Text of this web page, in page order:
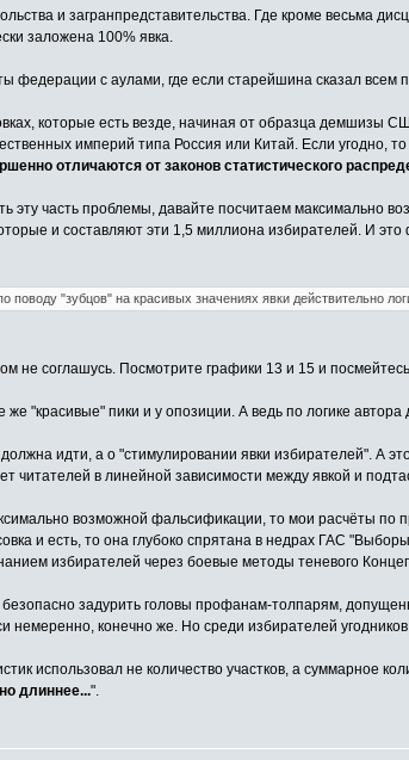
и загранпредставительства. Где кроме весьма
заложена 100% явка.
федерации с аулами, где если старейшина сказал всем
которые есть везде, начиная от образца демшизы
империй типа Россия или Китай. Если угодно,
отличаются от законов статистического
эту часть проблемы, давайте посчитаем максимально
и составляют эти 1,5 миллиона избирателей. И
поводу "зубцов" на красивых значениях явки действительно
не соглашусь. Посмотрите графики 13 и 15 и
же "красивые" пики и у опозиции. А ведь по логике
идти, а о "стимулировании явки избирателей". А
читателей в линейной зависимости между явкой и
возможной фальсификации, то мои расчёты по
и есть, то она глубоко спрятана в недрах ГАС
избирателей через боевые методы теневого
задурить головы профанам-толпарям,
немеренно, конечно же. Но среди избирателей
использовал не количество участков, а суммарное
длиннее...".